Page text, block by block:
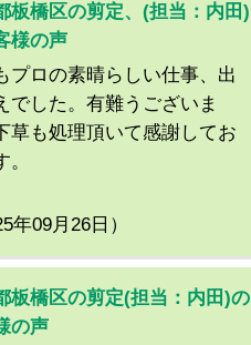
板橋区の剪定、(担当：内田)
様の声
プロの素晴らしい仕事、出
でした。有難うございま
草も処理頂いて感謝してお
。
年09月26日）
板橋区の剪定(担当：内田)の
の声